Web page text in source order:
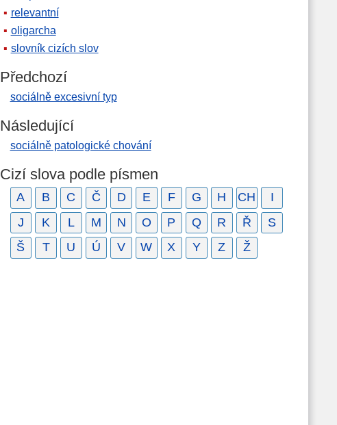
relevantní
oligarcha
slovník cizích slov
Předchozí
sociálně excesivní typ
Následující
sociálně patologické chování
Cizí slova podle písmen
A B C Č D E F G H CH
I
J
K L M N O P Q R Ř
S
Š
T U Ú V W X Y Z Ž